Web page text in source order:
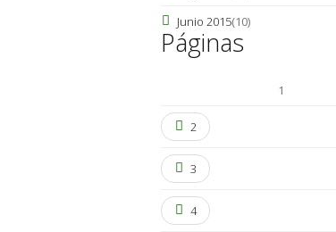
Junio 2015(10)
Páginas
1
2
3
4